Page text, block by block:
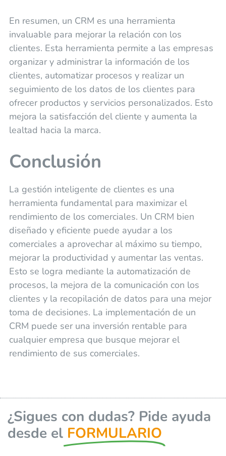
En resumen, un CRM es una herramienta
invaluable para mejorar la relación con los
clientes. Esta herramienta permite a las empresas
organizar y administrar la información de los
clientes, automatizar procesos y realizar un
seguimiento de los datos de los clientes para
ofrecer productos y servicios personalizados. Esto
mejora la satisfacción del cliente y aumenta la
lealtad hacia la marca.
Conclusión
La gestión inteligente de clientes es una
herramienta fundamental para maximizar el
rendimiento de los comerciales. Un CRM bien
diseñado y eficiente puede ayudar a los
comerciales a aprovechar al máximo su tiempo,
mejorar la productividad y aumentar las ventas.
Esto se logra mediante la automatización de
procesos, la mejora de la comunicación con los
clientes y la recopilación de datos para una mejor
toma de decisiones. La implementación de un
CRM puede ser una inversión rentable para
cualquier empresa que busque mejorar el
rendimiento de sus comerciales.
¿Sigues con dudas? Pide ayuda
desde el FORMULARIO